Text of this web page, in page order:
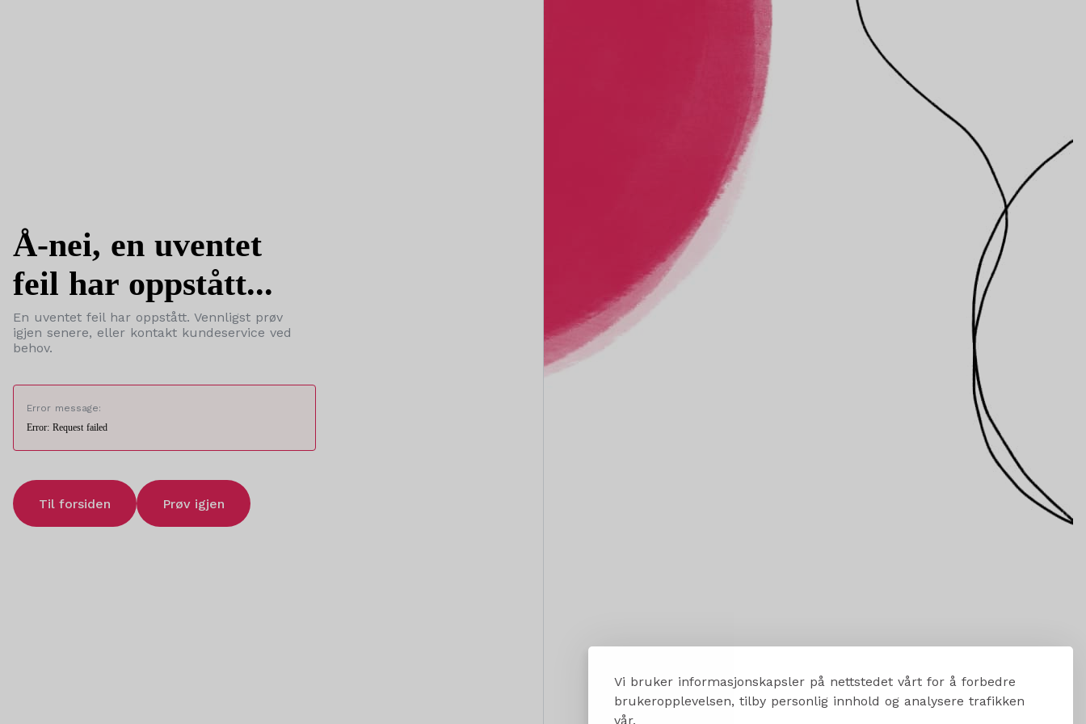
Vi bruker informasjonskapsler på nettstedet vårt for å forbedre
brukeropplevelsen, tilby personlig innhold og analysere trafikken
vår.
Å-nei, en uventet
feil har oppstått...
En uventet feil har oppstått. Vennligst prøv
igjen senere, eller kontakt kundeservice ved
behov.
Error message:
Error: Request failed
Til forsiden Prøv igjen